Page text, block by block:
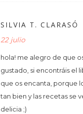
SILVIA T. CLARASÓ
22 julio
hola! me alegro de que
gustado, si encontráis el
que os encanta, porque
tan bien y las recetas se
delicia ;)